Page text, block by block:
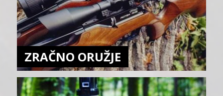
ZRAČNO ORUŽJE